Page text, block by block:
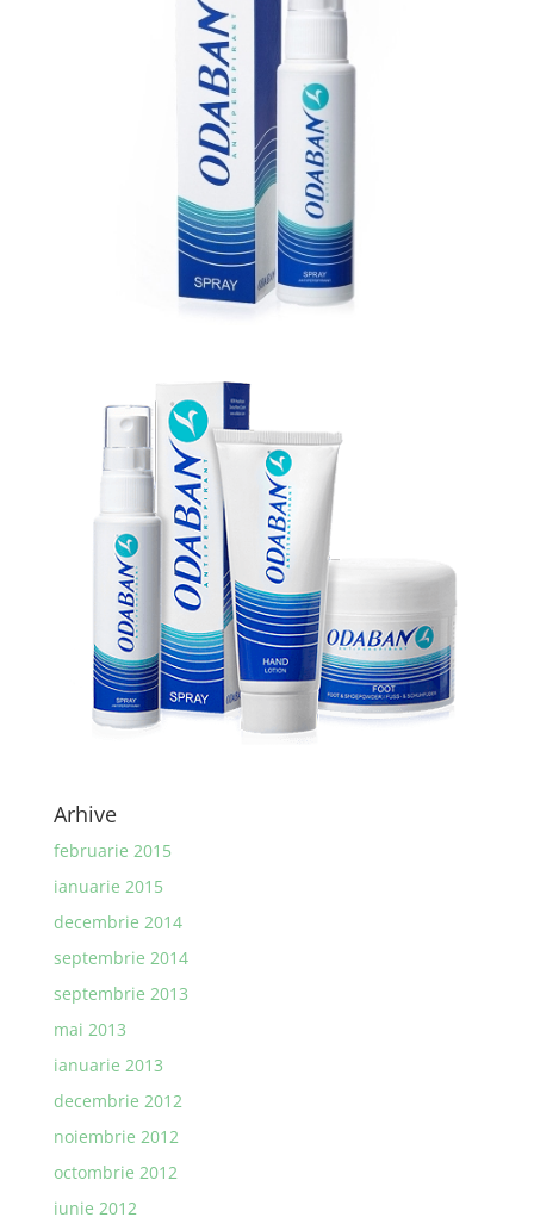
Arhive
februarie 2015
ianuarie 2015
decembrie 2014
septembrie 2014
septembrie 2013
mai 2013
ianuarie 2013
decembrie 2012
noiembrie 2012
octombrie 2012
iunie 2012